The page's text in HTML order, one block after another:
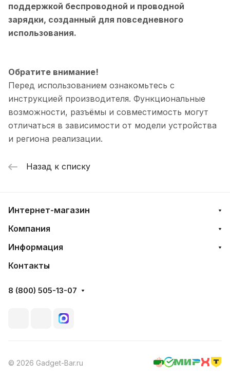
поддержкой беспроводной и проводной
зарядки, созданный для повседневного
использования.
Обратите внимание!
Перед использованием ознакомьтесь с
инструкцией производителя. Функциональные
возможности, разъёмы и совместимость могут
отличаться в зависимости от модели устройства
и региона реализации.
Назад к списку
Интернет-магазин
Компания
Информация
Контакты
8 (800) 505-13-07
© 2026 Gadget-Bar.ru